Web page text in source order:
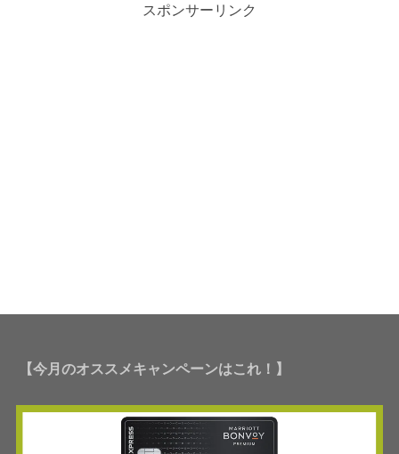
スポンサーリンク
【今月のオススメキャンペーンはこれ！】